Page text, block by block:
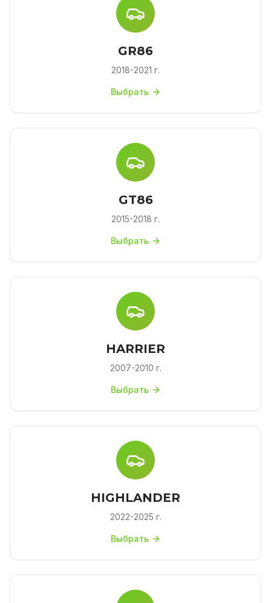
GR86
2018-2021 г.
Выбрать
GT86
2015-2018 г.
Выбрать
HARRIER
2007-2010 г.
Выбрать
HIGHLANDER
2022-2025 г.
Выбрать